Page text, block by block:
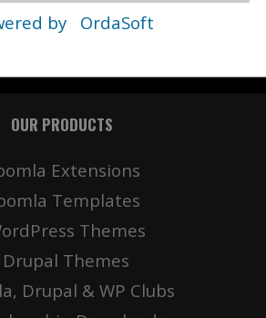
by OrdaSoft
OUR PRODUCTS
Extensions
Templates
Themes
Drupal Themes
Drupal & WP Clubs